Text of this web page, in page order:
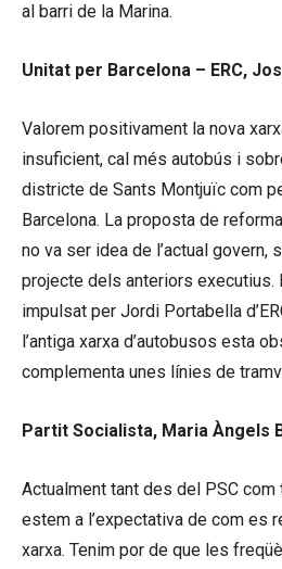
al barri de la Marina.
Unitat per Barcelona – ERC,
Valorem positivament la nova
insuficient, cal més autobús i
districte de Sants Montjuïc com
Barcelona. La proposta de
no va ser idea de l’actual govern,
projecte dels anteriors executius.
impulsat per Jordi Portabella
l’antiga xarxa d’autobusos esta
complementa unes línies de
Partit Socialista, Maria Àngels
Actualment tant des del PSC
estem a l’expectativa de com es
xarxa. Tenim por de que les